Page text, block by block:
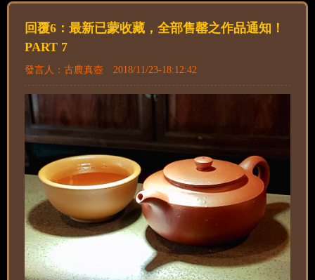
回覆6：最新已蒙收藏，全部售罄之作品通知！
PART 7
發言人：古農真壺 2018/11/23-18:12:42